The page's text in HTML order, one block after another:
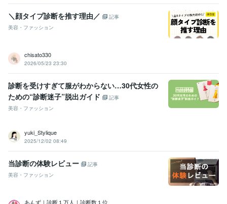
＼顔タイプ診断を推す理由／
記事
美容・ファッション
chisato330
2026/05/23 23:30
診断を受けすぎて服がわからない…30代女性の
ための“診断迷子”脱出ガイド
記事
美容・ファッション
yuki_Stylique
2025/12/02 08:49
当診断の体験レビュー
記事
美容・ファッション
あんず｜診断１万人｜診断数１位